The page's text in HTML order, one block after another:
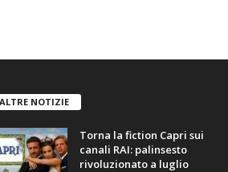
ALTRE NOTIZIE
Torna la fiction Capri sui
canali RAI: palinsesto
rivoluzionato a luglio